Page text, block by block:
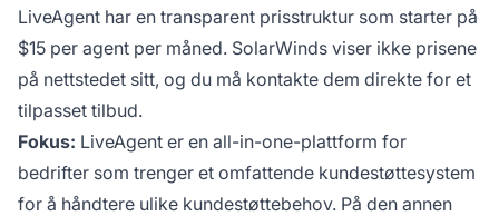
LiveAgent har en transparent prisstruktur som starter på
$15 per agent per måned. SolarWinds viser ikke prisene
på nettstedet sitt, og du må kontakte dem direkte for et
tilpasset tilbud.
Fokus: LiveAgent er en all-in-one-plattform for
bedrifter som trenger et omfattende kundestøttesystem
for å håndtere ulike kundestøttebehov. På den annen